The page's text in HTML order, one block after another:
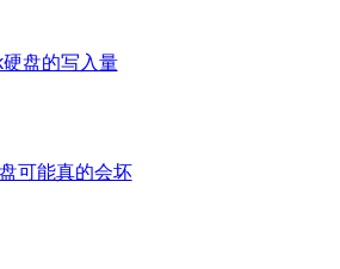
盘的写入量
可能真的会坏